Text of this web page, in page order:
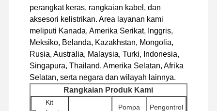
mesin Perkins
Mesin Yanmar
mesin Kubota
Mesin Isuzu
Mesin CUMMINS
perangkat keras, rangkaian kabel, dan
aksesori kelistrikan. Area layanan kami
meliputi Kanada, Amerika Serikat, Inggris,
Meksiko, Belanda, Kazakhstan, Mongolia,
Rusia, Australia, Malaysia, Turki, Indonesia,
Singapura, Thailand, Amerika Selatan, Afrika
Selatan, serta negara dan wilayah lainnya.
Rangkaian Produk Kami
Kit
Pompa Pengontrol